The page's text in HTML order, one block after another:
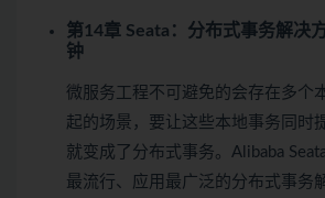
第14章 Seata：分布式事务解决
钟
微服务工程不可避免的会存在多个
起的场景，要让这些本地事务同时
就变成了分布式事务。Alibaba
最流行、应用最广泛的分布式事务